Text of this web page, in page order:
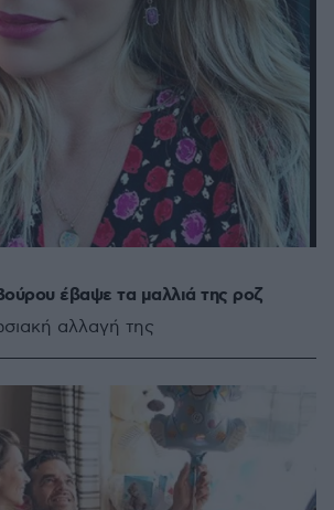
έβαψε τα μαλλιά της ροζ
αλλαγή της